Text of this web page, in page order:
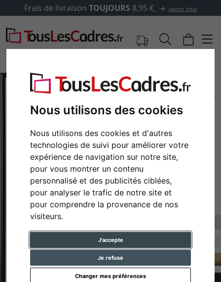
Nous utilisons des cookies
Nous utilisons des cookies et d'autres
technologies de suivi pour améliorer votre
expérience de navigation sur notre site,
pour vous montrer un contenu
personnalisé et des publicités ciblées,
pour analyser le trafic de notre site et
pour comprendre la provenance de nos
visiteurs.
J'accepte
Je refuse
Changer mes préférences
Frais de livraison TOUJOURS 8,95 € savoir plus
Retour